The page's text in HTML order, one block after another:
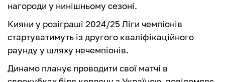
нагороди у нинішньому сезоні.
Кияни у розіграші 2024/25 Ліги чемпіонів
стартуватимуть із другого кваліфікаційного
раунду у шляху нечемпіонів.
Динамо планує проводити свої матчі в